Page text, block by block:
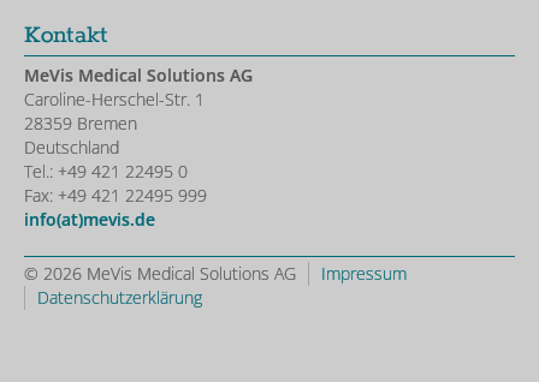
Kontakt
MeVis Medical Solutions AG
Caroline-Herschel-Str. 1
28359 Bremen
Deutschland
Tel.: +49 421 22495 0
Fax: +49 421 22495 999
info(at)mevis.de
© 2026 MeVis Medical Solutions AG
Impressum
Datenschutzerklärung